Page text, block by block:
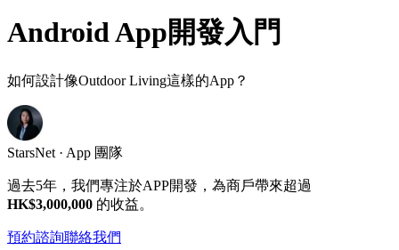
Android App開發入門
如何設計像Outdoor Living這樣的App？
StarsNet · App 團隊
過去5年，我們專注於APP開發，為商戶帶來超過
HK$3,000,000 的收益。
預約諮詢聯絡我們